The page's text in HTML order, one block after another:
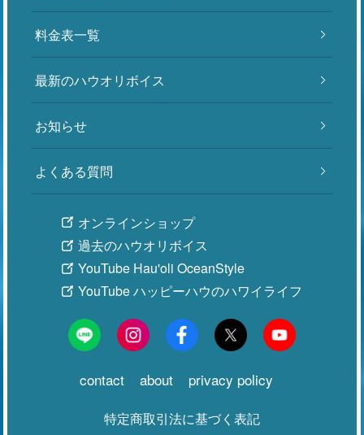
料金表一覧
最新のハウオリボイス
お知らせ
よくある質問
オンラインショップ
過去のハウオリボイス
YouTube Hau'oli OceanStyle
YouTube ハッピーハウのハワイライフ
contact about privacy policy
特定商取引法に基づく表記